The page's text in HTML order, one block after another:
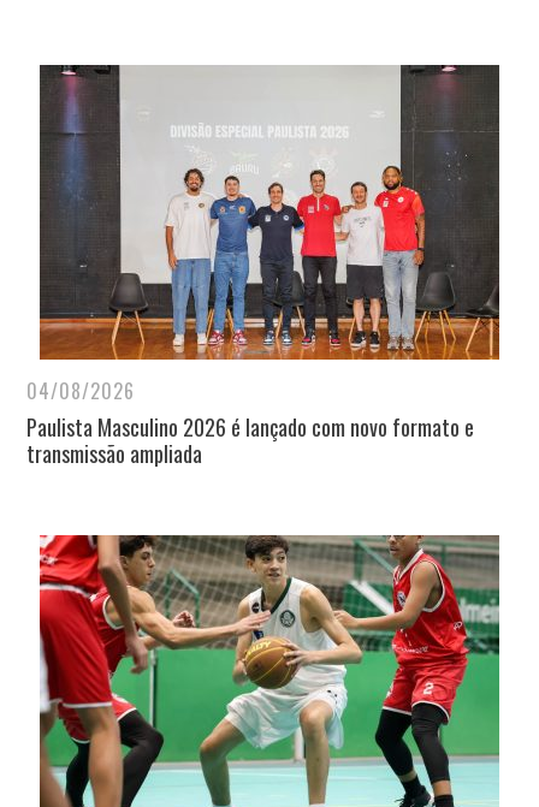
04/08/2026
Paulista Masculino 2026 é lançado com novo formato e
transmissão ampliada